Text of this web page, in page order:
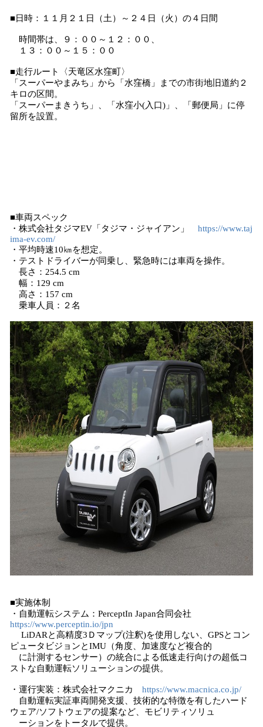
■日時：１１月２１日（土）～２４日（火）の４日間
時間帯は、９：００～１２：００、
１３：００～１５：００
■走行ルート〈天竜区水窪町〉
「スーパーやまみち」から「水窪橋」までの市街地旧道約２
キロの区間。
「スーパーまきうち」、「水窪小(入口)」、「郵便局」に停
留所を設置。
■車両スペック
・株式会社タジマEV「タジマ・ジャイアン」 https://www.taj
ima-ev.com/
・平均時速10㎞を想定。
・テストドライバーが同乗し、緊急時には車両を操作。
長さ：254.5 cm
幅：129 cm
高さ：157 cm
乗車人員：２名
■実施体制
・自動運転システム：PerceptIn Japan合同会社
https://www.perceptin.io/jpn
LiDARと高精度3Ｄマップ(注釈)を使用しない、GPSとコン
ピュータビジョンとIMU（角度、加速度など複合的
に計測するセンサー）の統合による低速走行向けの超低コ
ストな自動運転ソリューションの提供。
・運行実装：株式会社マクニカ https://www.macnica.co.jp/
自動運転実証車両開発支援、技術的な特徴を有したハード
ウェア/ソフトウェアの提案など、モビリティソリュ
ーションをトータルで提供。